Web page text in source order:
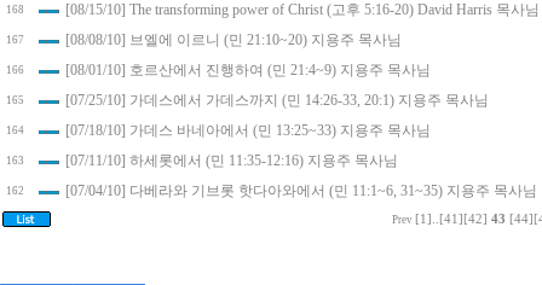
168 [08/15/10] The transforming power of Christ (고후 5:16-20) David Harris 목사님
167 [08/08/10] 브엘에 이르니 (민 21:10~20) 지용주 목사님
166 [08/01/10] 호르산에서 진행하여 (민 21:4~9) 지용주 목사님
165 [07/25/10] 가데스에서 가데스까지 (민 14:26-33, 20:1) 지용주 목사님
164 [07/18/10] 가데스 바네아에서 (민 13:25~33) 지용주 목사님
163 [07/11/10] 하세롯에서 (민 11:35-12:16) 지용주 목사님
162 [07/04/10] 다베라와 기브롯 핫다아와에서 (민 11:1~6, 31~35) 지용주 목사님
Prev [1] [41] [42] 43 [44]